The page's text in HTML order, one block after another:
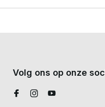
Volg ons op onze